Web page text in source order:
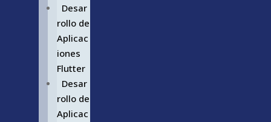
Desar
rollo de
Aplicac
iones
Flutter
Desar
rollo de
Aplicac